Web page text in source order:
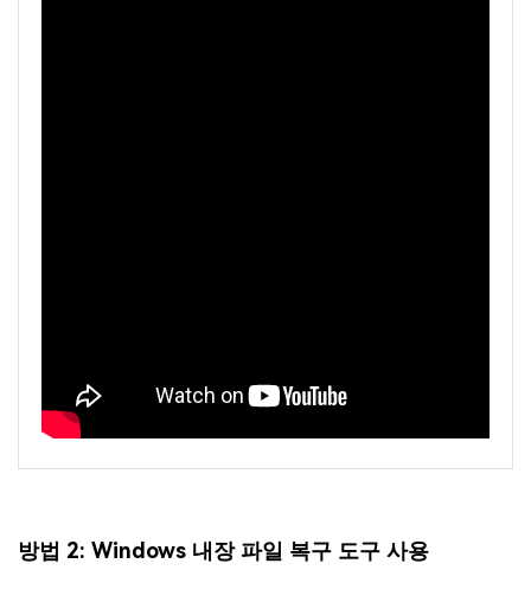
방법 2: Windows 내장 파일 복구 도구 사용